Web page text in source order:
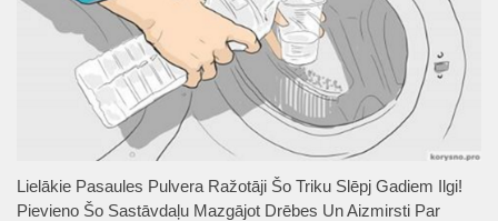
Lielākie Pasaules Pulvera Ražotāji Šo Triku Slēpj Gadiem Ilgi!
Pievieno Šo Sastāvdaļu Mazgājot Drēbes Un Aizmirsti Par